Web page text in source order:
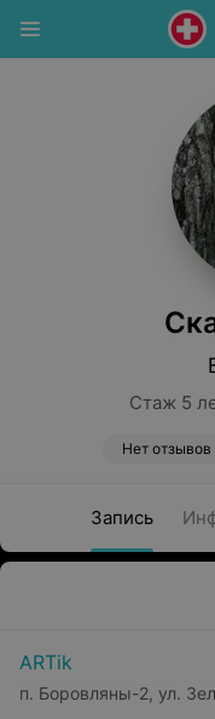
Стаж 5
Нет отзывов
Запись
ARTik
п. Боровляны-2, ул.